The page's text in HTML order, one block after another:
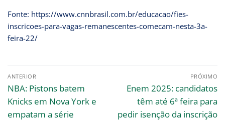
Fonte: https://www.cnnbrasil.com.br/educacao/fies-
inscricoes-para-vagas-remanescentes-comecam-nesta-3a-
feira-22/
ANTERIOR
NBA: Pistons batem
Knicks em Nova York e
empatam a série
PRÓXIMO
Enem 2025: candidatos
têm até 6ª feira para
pedir isenção da inscrição